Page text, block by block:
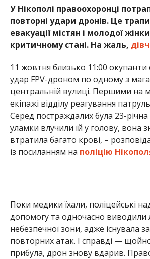
із посиланням наполіцію
Поки медики їхали, поліцейські
допомогу та одночасно виводили
небезпечної зони, адже існувала
повторних атак. І справді —
прибула, дрон знову вдарив.
прикривали цивільних, евакуюючи
звуки нових вибухів.
Попри всі зусилля, життя
Завдяки швидким та злагодженим
правоохоронців вдалося уникнути
Після обстрілу на місце прибули
група та криміналісти для фіксації